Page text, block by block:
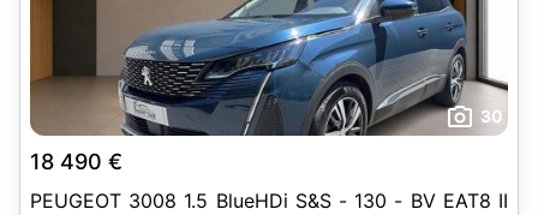
30
18 490 €
PEUGEOT 3008 1.5 BlueHDi S&S - 130 - BV EAT8 II